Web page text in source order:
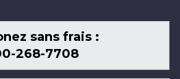
sans frais :
268-7708